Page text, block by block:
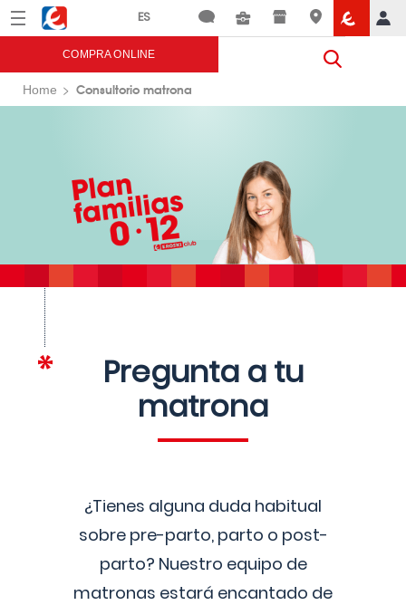
Menú Eroski
COMPRA ONLINE
Home Consultorio matrona
Pregunta a tu
matrona
¿Tienes alguna duda habitual
sobre pre-parto, parto o post-
parto? Nuestro equipo de
matronas estará encantado de